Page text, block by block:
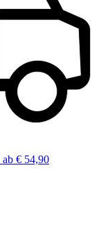
ab € 54,90